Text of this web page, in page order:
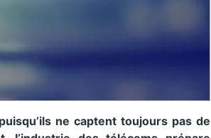
ne captent toujours pas de